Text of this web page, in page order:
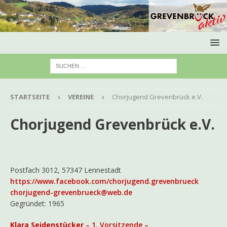
STARTSEITE VEREINE Chorjugend Grevenbrück e.V.
Chorjugend Grevenbrück e.V.
Postfach 3012, 57347 Lennestadt
https://www.facebook.com/chorjugend.grevenbrueck
chorjugend-grevenbrueck@web.de
Gegründet: 1965
Klara Seidenstücker – 1. Vorsitzende –